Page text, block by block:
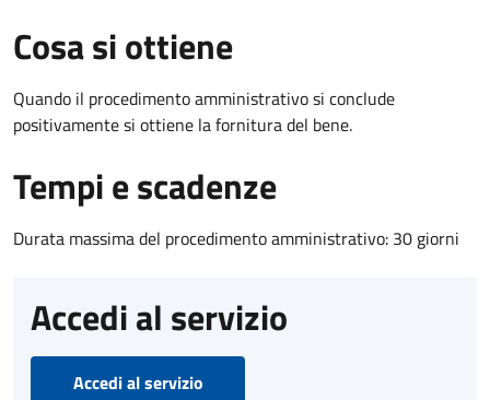
Cosa si ottiene
Quando il procedimento amministrativo si conclude
positivamente si ottiene la fornitura del bene.
Tempi e scadenze
Durata massima del procedimento amministrativo: 30 giorni
Accedi al servizio
Accedi al servizio